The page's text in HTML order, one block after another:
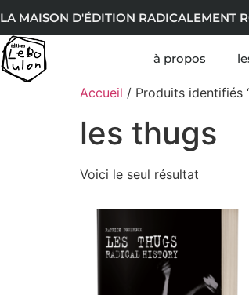
LA MAISON D'ÉDITION RADICALEMENT
à propos
Accueil / Produits identifiés
les thugs
Voici le seul résultat